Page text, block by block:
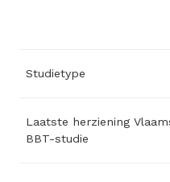
Studietype
Laatste herziening
BBT-studie